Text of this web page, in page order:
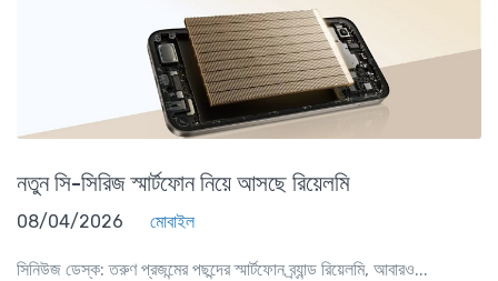
নতুন সি-সিরিজ স্মার্টফোন নিয়ে আসছে রিয়েলমি
08/04/2026 মোবাইল
সিনিউজ ডেস্ক: তরুণ প্রজন্মের পছন্দের স্মার্টফোন ব্র্যান্ড রিয়েলমি, আবারও...